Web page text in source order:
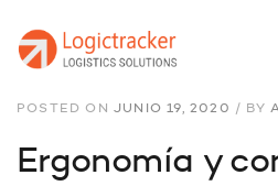
POSTED ON JUNIO 19, 2020 / BY
Ergonomía y